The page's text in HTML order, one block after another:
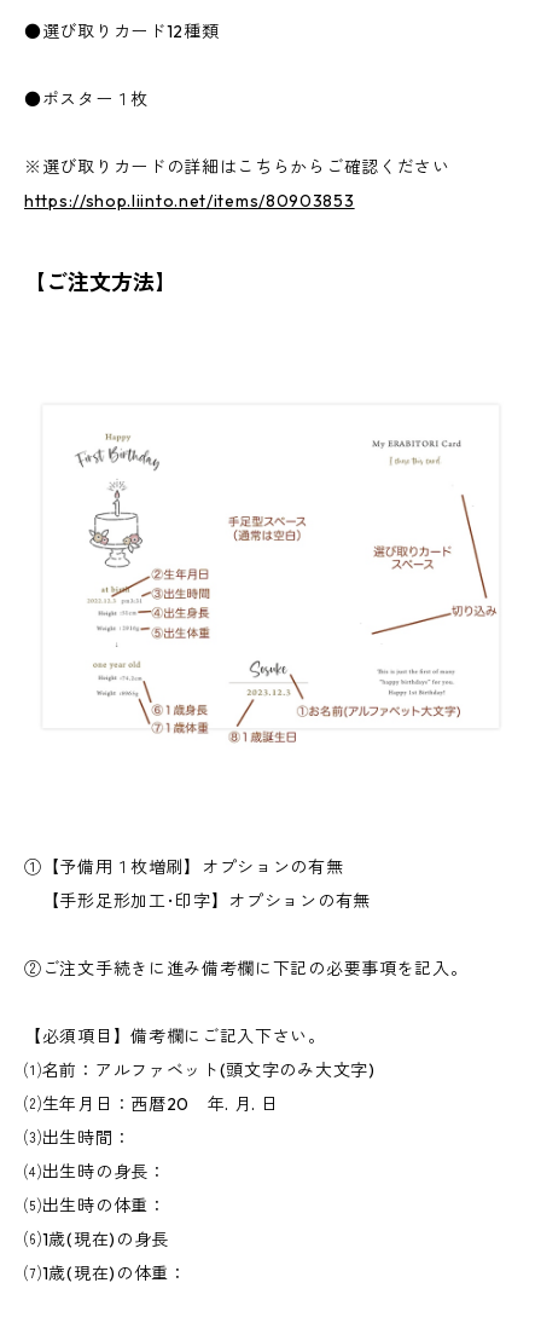
●選び取りカード12種類
●ポスター１枚
※選び取りカードの詳細はこちらからご確認ください
https://shop.liinto.net/items/80903853
【ご注文方法】
①【予備用１枚増刷】オプションの有無
【手形足形加工･印字】オプションの有無
②ご注文手続きに進み備考欄に下記の必要事項を記入。
【必須項目】備考欄にご記入下さい。
⑴名前：アルファベット(頭文字のみ大文字)
⑵生年月日：西暦20 年. 月. 日
⑶出生時間：
⑷出生時の身長：
⑸出生時の体重：
⑹1歳(現在)の身長
⑺1歳(現在)の体重：